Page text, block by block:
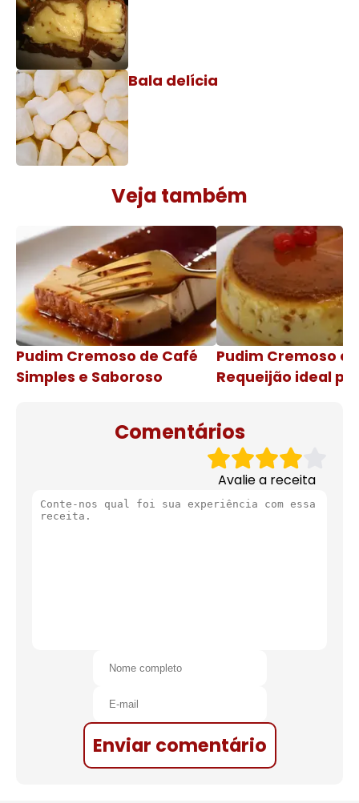
Bala delícia
Veja também
Pudim Cremoso de Café
Simples e Saboroso
Pudim Cremoso
Requeijão ideal
Comentários
Avalie a receita
Enviar comentário